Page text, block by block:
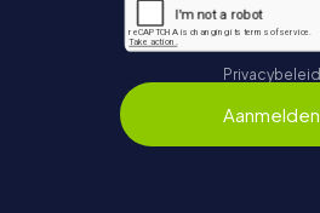
Privacybeleid
Aanmelden